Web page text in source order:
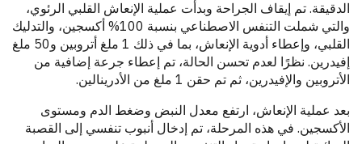
الدقيقة. تم إيقاف الجراحة وبدأت عملية الإنعاش القلبي الرئوي،
والتي شملت التنفس الاصطناعي بنسبة 100% أكسجين، والتدليك
القلبي، وإعطاء أدوية الإنعاش، بما في ذلك 1 ملغ أتروبين و50 ملغ
إفيدرين. نظرًا لعدم تحسن الحالة، تم إعطاء جرعة إضافية من
الأتروبين والإفيدرين، ثم تم حقن 1 ملغ من الأدرينالين.
بعد عملية الإنعاش، ارتفع معدل النبض وضغط الدم ومستوى
الأكسجين. في هذه المرحلة، تم إدخال أنبوب تنفسي إلى القصبة